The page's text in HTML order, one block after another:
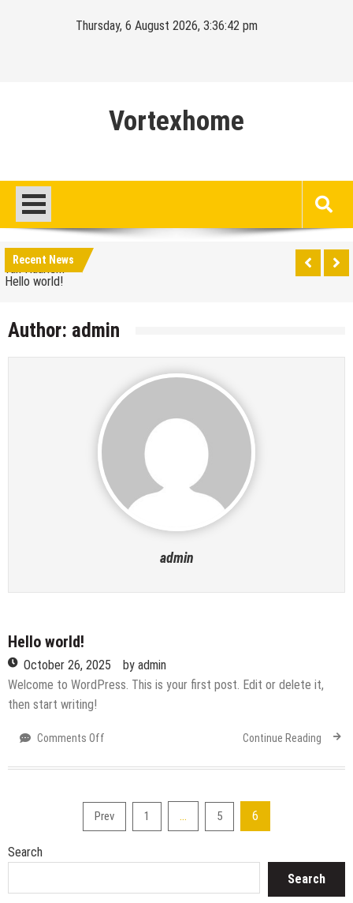
Thursday, 6 August 2026, 3:36:42 pm
Vortexhome
Recent News
Hello world!
Ontdek het sprookjesachtige Elswout aan de rand
van Haarlem
Hello world!
van Haarlem
Author: admin
admin
Hello world!
October 26, 2025 by admin
Welcome to WordPress. This is your first post. Edit or delete it,
then start writing!
Comments Off
world!
Continue Reading
pagination
Prev 1 … 5 6
Search
Search